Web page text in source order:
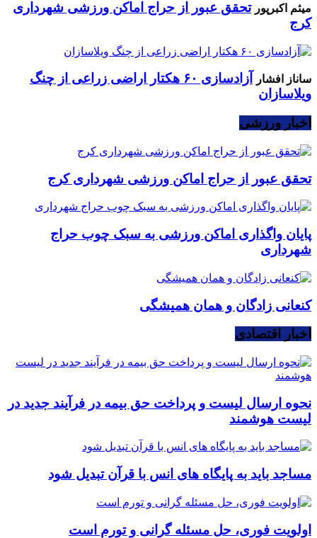
میثم اکبرپور تحقق عبور از حراج اماکن ورزشی شهرداری
کرج
ساناز افشار
آزادسازی ۶۰ هکتار اراضی زراعی از چنگ
ویلاسازان
اخبار ورزشی
تحقق عبور از حراج اماکن ورزشی شهرداری کرج
پایان واگذاری اماکن ورزشی به سبک چوب حراج
شهرداری
کنعانی زادگان و همان همیشگی
اخبار اقتصادی
نحوه ارسال لیست و پرداخت حق بیمه در فرآیند جدید در
لیست هوشمند
مساجد باید به پایگاه های انس با قرآن تبدیل شود
اولویت فوری، حل مسئله گرانی و تورم است